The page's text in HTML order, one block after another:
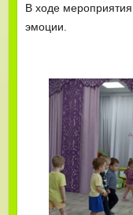
В ходе
эмоции.